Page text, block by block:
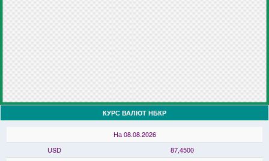
КУРС ВАЛЮТ НБКР
На 08.08.2026
USD
87,4500